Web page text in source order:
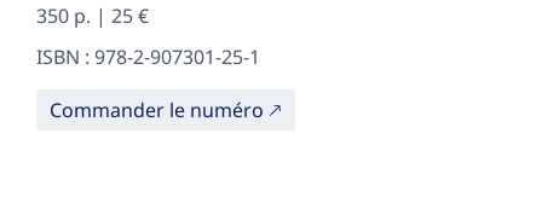
350 p. | 25 €
ISBN : 978-2-907301-25-1
Commander le numéro